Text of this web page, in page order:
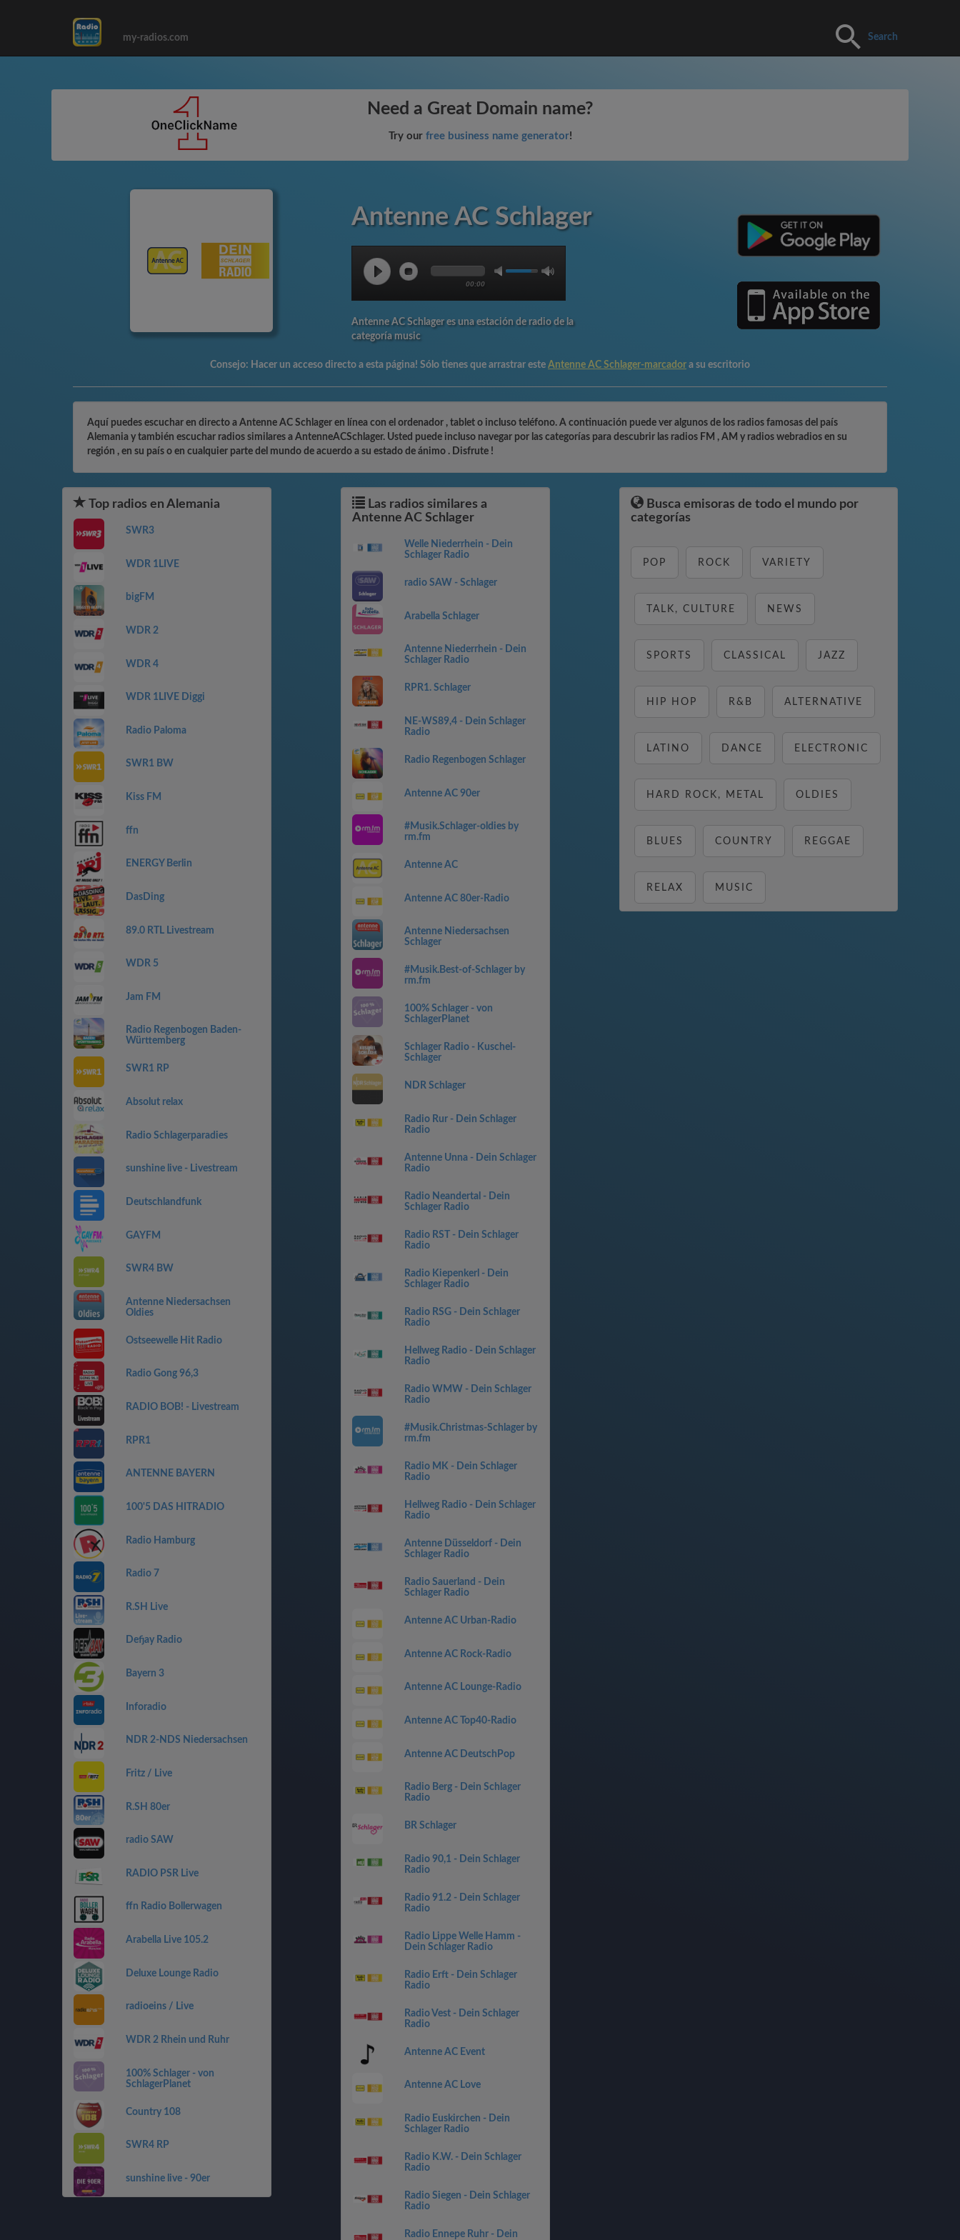
my-radios.com Search
Need a Great Domain name?
Try our free business name generator!
Antenne AC Schlager
00:00
Antenne AC Schlager es una estación de radio de la
categoría music
Consejo: Hacer un acceso directo a esta página! Sólo tienes que arrastrar este Antenne AC Schlager-marcador a su escritorio
Aquí puedes escuchar en directo a Antenne AC Schlager en línea con el ordenador , tablet o incluso teléfono. A continuación puede ver algunos de los radios famosas del país
Alemania y también escuchar radios similares a AntenneACSchlager. Usted puede incluso navegar por las categorías para descubrir las radios FM , AM y radios webradios en su
región , en su país o en cualquier parte del mundo de acuerdo a su estado de ánimo . Disfrute !
Top radios en Alemania
SWR3
WDR 1LIVE
bigFM
WDR 2
WDR 4
WDR 1LIVE Diggi
Radio Paloma
SWR1 BW
Kiss FM
ffn
ENERGY Berlin
DasDing
89.0 RTL Livestream
WDR 5
Jam FM
Radio Regenbogen Baden-
Württemberg
SWR1 RP
Absolut relax
Radio Schlagerparadies
sunshine live - Livestream
Deutschlandfunk
GAYFM
SWR4 BW
Antenne Niedersachsen
Oldies
Ostseewelle Hit Radio
Radio Gong 96,3
RADIO BOB! - Livestream
RPR1
ANTENNE BAYERN
100'5 DAS HITRADIO
Radio Hamburg
Radio 7
R.SH Live
Defjay Radio
Bayern 3
Inforadio
NDR 2-NDS Niedersachsen
Fritz / Live
R.SH 80er
radio SAW
RADIO PSR Live
ffn Radio Bollerwagen
Arabella Live 105.2
Deluxe Lounge Radio
radioeins / Live
WDR 2 Rhein und Ruhr
100% Schlager - von
SchlagerPlanet
Country 108
SWR4 RP
sunshine live - 90er
Las radios similares a
Antenne AC Schlager
Welle Niederrhein - Dein
Schlager Radio
radio SAW - Schlager
Arabella Schlager
Antenne Niederrhein - Dein
Schlager Radio
RPR1. Schlager
NE-WS89,4 - Dein Schlager
Radio
Radio Regenbogen Schlager
Antenne AC 90er
#Musik.Schlager-oldies by
rm.fm
Antenne AC
Antenne AC 80er-Radio
Antenne Niedersachsen
Schlager
#Musik.Best-of-Schlager by
rm.fm
100% Schlager - von
SchlagerPlanet
Schlager Radio - Kuschel-
Schlager
NDR Schlager
Radio Rur - Dein Schlager
Radio
Antenne Unna - Dein Schlager
Radio
Radio Neandertal - Dein
Schlager Radio
Radio RST - Dein Schlager
Radio
Radio Kiepenkerl - Dein
Schlager Radio
Radio RSG - Dein Schlager
Radio
Hellweg Radio - Dein Schlager
Radio
Radio WMW - Dein Schlager
Radio
#Musik.Christmas-Schlager by
rm.fm
Radio MK - Dein Schlager
Radio
Hellweg Radio - Dein Schlager
Radio
Antenne Düsseldorf - Dein
Schlager Radio
Radio Sauerland - Dein
Schlager Radio
Antenne AC Urban-Radio
Antenne AC Rock-Radio
Antenne AC Lounge-Radio
Antenne AC Top40-Radio
Antenne AC DeutschPop
Radio Berg - Dein Schlager
Radio
BR Schlager
Radio 90,1 - Dein Schlager
Radio
Radio 91.2 - Dein Schlager
Radio
Radio Lippe Welle Hamm -
Dein Schlager Radio
Radio Erft - Dein Schlager
Radio
Radio Vest - Dein Schlager
Radio
Antenne AC Event
Antenne AC Love
Radio Euskirchen - Dein
Schlager Radio
Radio K.W. - Dein Schlager
Radio
Radio Siegen - Dein Schlager
Radio
Radio Ennepe Ruhr - Dein
Busca emisoras de todo el mundo por
categorías
POP ROCK VARIETY
TALK, CULTURE NEWS
SPORTS CLASSICAL JAZZ
HIP HOP R&B ALTERNATIVE
LATINO DANCE ELECTRONIC
HARD ROCK, METAL OLDIES
BLUES COUNTRY REGGAE
RELAX MUSIC